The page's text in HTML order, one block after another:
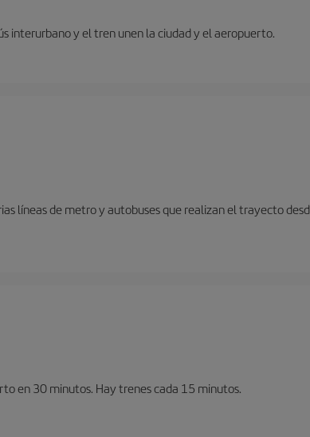
interurbano y el tren unen la ciudad y el aeropuerto.
líneas de metro y autobuses que realizan el trayecto
en 30 minutos. Hay trenes cada 15 minutos.